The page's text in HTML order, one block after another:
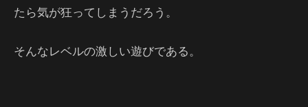
たら気が狂ってしまうだろう。
そんなレベルの激しい遊びである。